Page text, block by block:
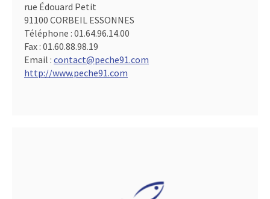
rue Édouard Petit
91100 CORBEIL ESSONNES
Téléphone : 01.64.96.14.00
Fax : 01.60.88.98.19
Email : contact@peche91.com
http://www.peche91.com